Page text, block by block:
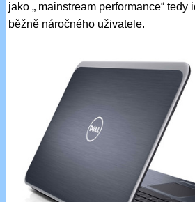
jako „ mainstream performance“
běžně náročného uživatele.